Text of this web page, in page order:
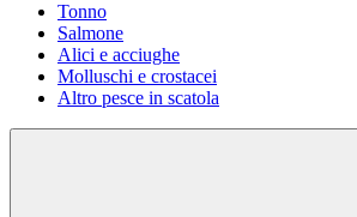
Tonno
Salmone
Alici e acciughe
Molluschi e crostacei
Altro pesce in scatola